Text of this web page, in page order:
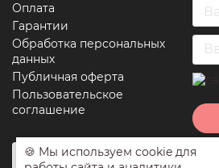
Оплата
Гарантии
Обработка персональных
данных
Публичная оферта
Пользовательское
соглашение
🍪 Мы используем cookie для